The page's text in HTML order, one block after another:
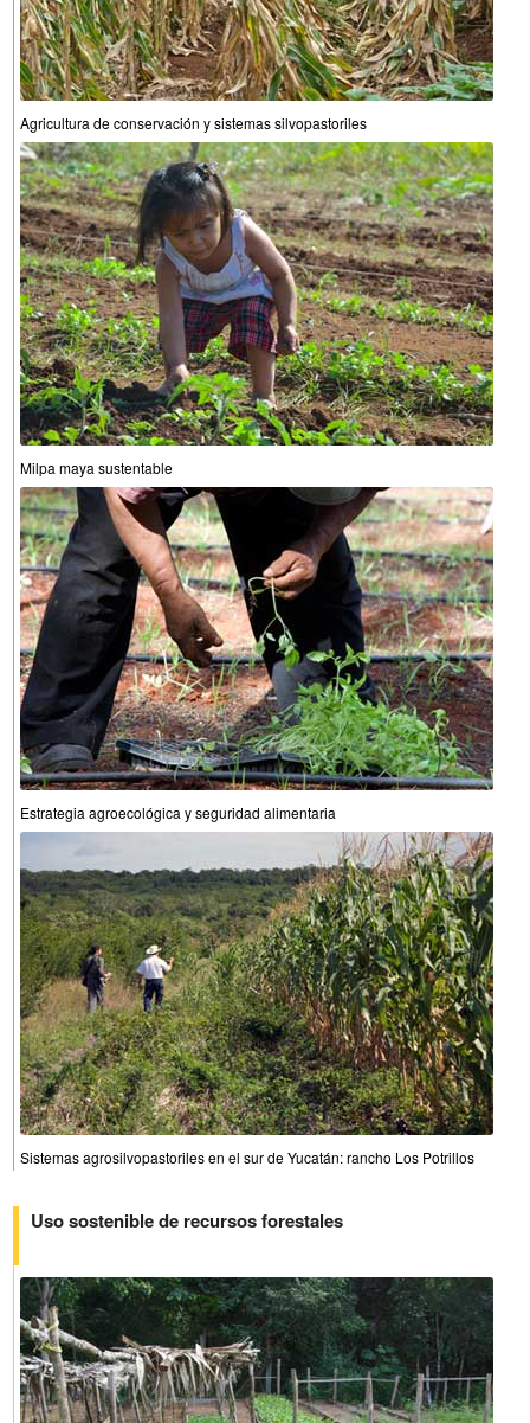
Agricultura de conservación y sistemas silvopastoriles
Milpa maya sustentable
Estrategia agroecológica y seguridad alimentaria
Sistemas agrosilvopastoriles en el sur de Yucatán: rancho Los Potrillos
Uso sostenible de recursos forestales